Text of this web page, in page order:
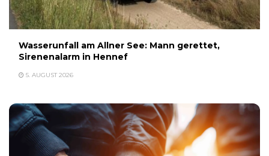
Wasserunfall am Allner See: Mann gerettet,
Sirenenalarm in Hennef
5. AUGUST 2026